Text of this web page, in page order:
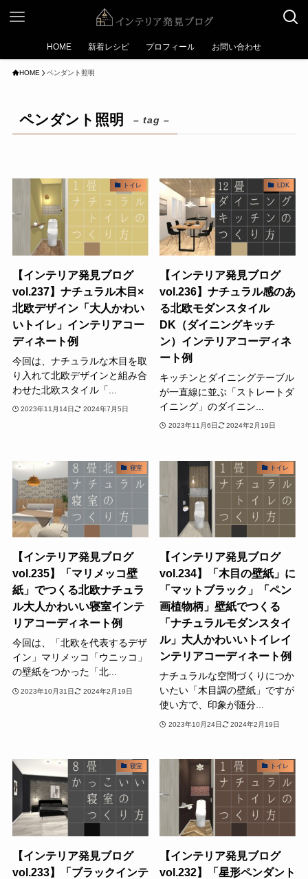
HOME 新着レシピ プロフィール お問い合わせ
HOME ペンダント照明
ペンダント照明 – tag –
トイレ
【インテリア発見ブログ
vol.237】ナチュラル木目×
北欧デザイン「大人かわい
いトイレ」インテリアコー
ディネート例
今回は、ナチュラルな木目を取
り入れて北欧デザインと組み合
わせた北欧スタイル「...
2023年11月14日 2024年7月5日
LDK
【インテリア発見ブログ
vol.236】ナチュラル感のあ
る北欧モダンスタイル
DK（ダイニングキッチ
ン）インテリアコーディネ
ート例
キッチンとダイニングテーブル
が一直線に並ぶ「ストレートダ
イニング」のダイニン...
2023年11月6日 2024年2月19日
寝室
【インテリア発見ブログ
vol.235】「マリメッコ壁
紙」でつくる北欧ナチュラ
ル大人かわいい寝室インテ
リアコーディネート例
今回は、「北欧を代表するデザ
イン」マリメッコ「ウニッコ」
の壁紙をつかった「北...
2023年10月31日 2024年2月19日
トイレ
【インテリア発見ブログ
vol.234】「木目の壁紙」に
「マットブラック」「ペン
画植物柄」壁紙でつくる
「ナチュラルモダンスタイ
ル」大人かわいいトイレイ
ンテリアコーディネート例
ナチュラルな空間づくりにつか
いたい「木目調の壁紙」ですが
使い方で、印象が随分...
2023年10月24日 2024年2月19日
寝室
【インテリア発見ブログ
vol.233】「ブラックインテ
トイレ
【インテリア発見ブログ
vol.232】「星形ペンダント